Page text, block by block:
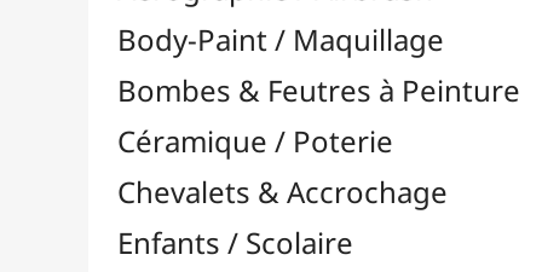
Résines / Moulage
Supports Dessin & Peinture
Transport / Rangement
Papeterie & Bureau
MARQUES